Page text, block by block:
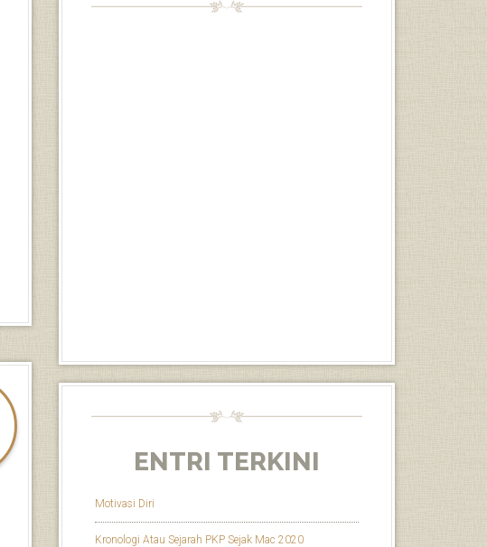
ENTRI TERKINI
Motivasi Diri
Kronologi Atau Sejarah PKP Sejak Mac 2020